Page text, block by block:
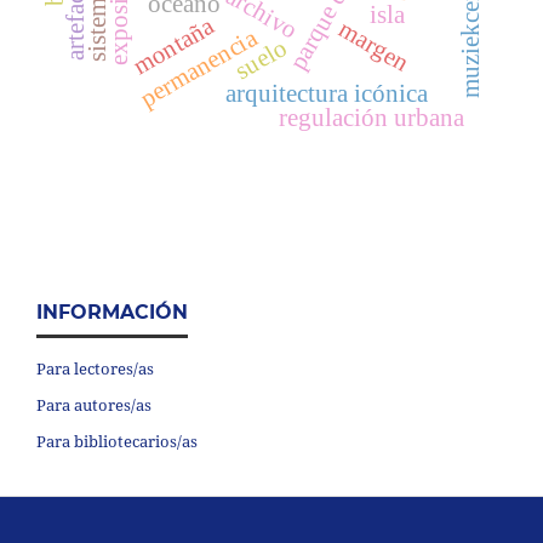
arquitectura icónica
isla
montaña
permanencia
sistemas margen
regulación urbana
suelo
INFORMACIÓN
Para lectores/as
Para autores/as
Para bibliotecarios/as